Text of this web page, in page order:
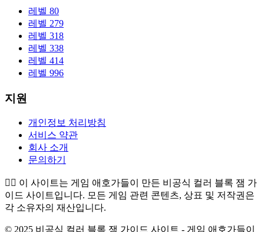
레벨 80
레벨 279
레벨 318
레벨 338
레벨 414
레벨 996
지원
개인정보 처리방침
서비스 약관
회사 소개
문의하기
👉🏻 이 사이트는 게임 애호가들이 만든 비공식 컬러 블록 잼 가
이드 사이트입니다. 모든 게임 관련 콘텐츠, 상표 및 저작권은
각 소유자의 재산입니다.
© 2025 비공식 컬러 블록 잼 가이드 사이트 - 게임 애호가들이